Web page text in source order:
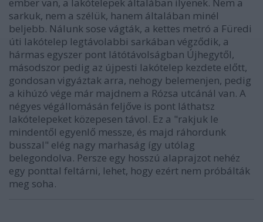
sarkuk, nem a szélük, hanem általában minél
beljebb. Nálunk sose vágták, a kettes metró a Füredi
úti lakótelep legtávolabbi sarkában végződik, a
hármas egyszer pont látótávolságban Újhegytől,
másodszor pedig az újpesti lakótelep kezdete előtt,
gondosan vigyáztak arra, nehogy belemenjen, pedig
a kihúzó vége már majdnem a Rózsa utcánál van. A
négyes végállomásán feljőve is pont láthatsz
lakótelepeket közepesen távol. Ez a "rakjuk le
mindentől egyenlő messze, és majd ráhordunk
busszal" elég nagy marhaság így utólag
belegondolva. Persze egy hosszú alaprajzot nehéz
egy ponttal feltárni, lehet, hogy ezért nem próbálták
meg soha.